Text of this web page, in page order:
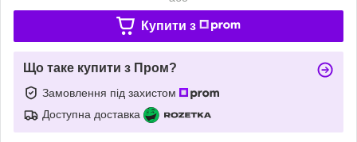
Купити з
Що таке купити з Пром?
Замовлення під захистом
Доступна доставка